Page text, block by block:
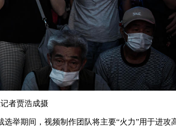
者贾浩成摄
举期间，视频制作团队将主要“火力”用于进